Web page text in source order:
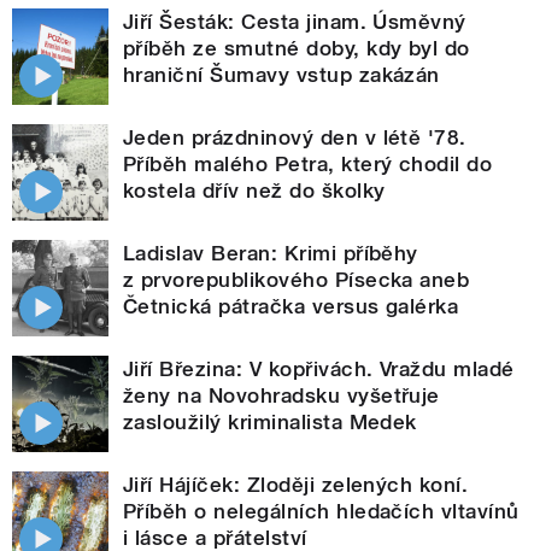
Jiří Šesták: Cesta jinam. Úsměvný
příběh ze smutné doby, kdy byl do
hraniční Šumavy vstup zakázán
Jeden prázdninový den v létě '78.
Příběh malého Petra, který chodil do
kostela dřív než do školky
Ladislav Beran: Krimi příběhy
z prvorepublikového Písecka aneb
Četnická pátračka versus galérka
Jiří Březina: V kopřivách. Vraždu mladé
ženy na Novohradsku vyšetřuje
zasloužilý kriminalista Medek
Jiří Hájíček: Zloději zelených koní.
Příběh o nelegálních hledačích vltavínů
i lásce a přátelství